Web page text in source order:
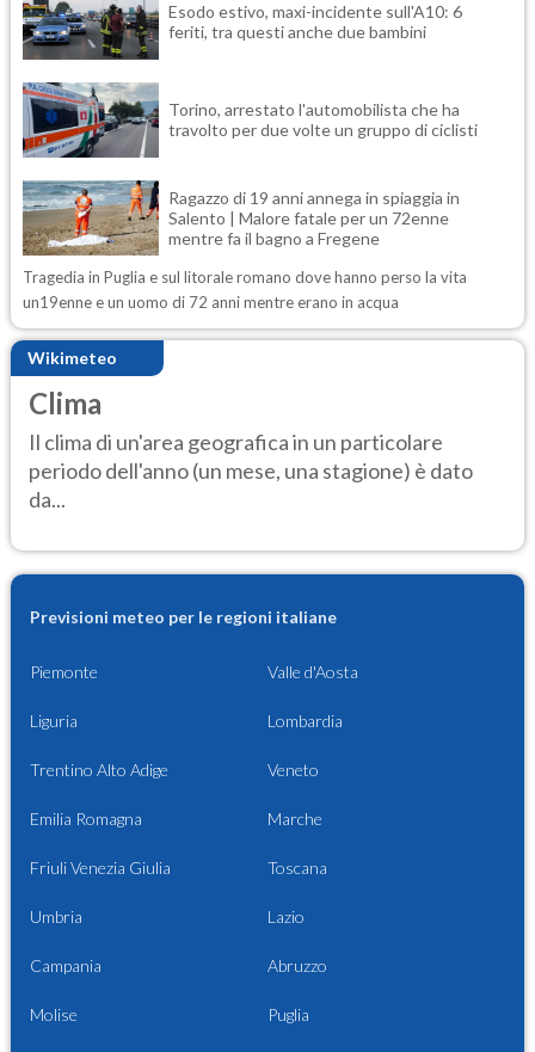
Esodo estivo, maxi-incidente sull'A10: 6
feriti, tra questi anche due bambini
Torino, arrestato l'automobilista che ha
travolto per due volte un gruppo di ciclisti
Ragazzo di 19 anni annega in spiaggia in
Salento | Malore fatale per un 72enne
mentre fa il bagno a Fregene
Tragedia in Puglia e sul litorale romano dove hanno perso la vita
un19enne e un uomo di 72 anni mentre erano in acqua
Wikimeteo
Clima
Il clima di un'area geografica in un particolare
periodo dell'anno (un mese, una stagione) è dato
da...
Previsioni meteo per le regioni italiane
Piemonte Valle d'Aosta
Liguria Lombardia
Trentino Alto Adige Veneto
Emilia Romagna Marche
Friuli Venezia Giulia Toscana
Umbria Lazio
Campania Abruzzo
Molise Puglia